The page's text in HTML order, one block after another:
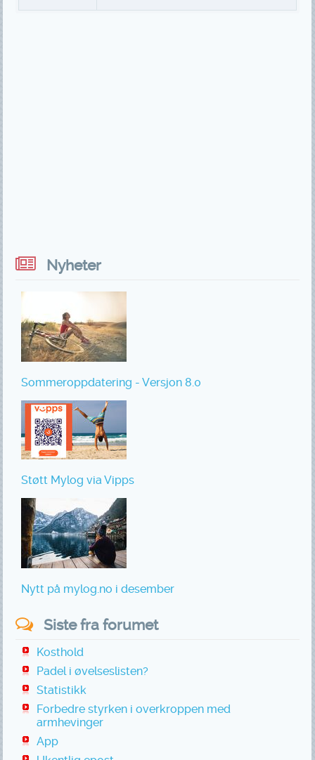
Nyheter
Sommeroppdatering - Versjon 8.0
Støtt Mylog via Vipps
Nytt på mylog.no i desember
Siste fra forumet
Kosthold
Padel i øvelseslisten?
Statistikk
Forbedre styrken i overkroppen med
armhevinger
App